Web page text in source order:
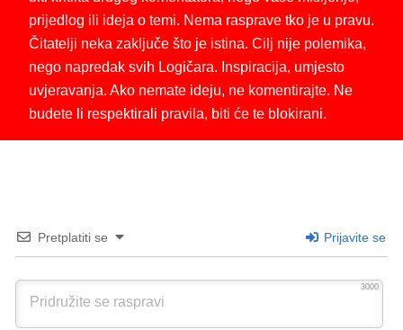
prijedlog ili ideja o temi. Nema rasprave tko je u pravu.
Čitatelji neka zaključe što je istina. Cilj nije polemika,
nego napredak svih Logičara. Inspiracija, umjesto
uvjeravanja. Ako nemate ideju, ne komentirajte. Ne
budete li respektirali pravila, biti će te blokirani.
Pretplatiti se Prijavite se
3000